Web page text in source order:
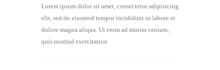
Lorem ipsum dolor sit amet, consectetur adipisicing
elit, sed do eiusmod tempor incididunt ut labore et
dolore magna aliqua. Ut enim ad minim veniam,
quis nostrud exercitation